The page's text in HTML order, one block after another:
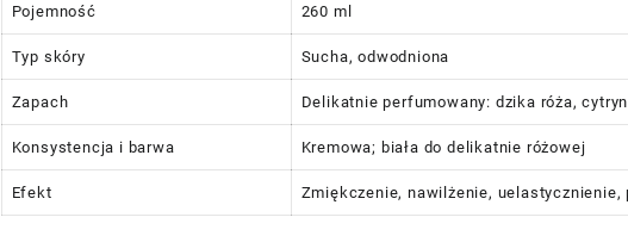
Pojemność 260 ml
Typ skóry Sucha, odwodniona
Zapach Delikatnie perfumowany: dzika róża,
Konsystencja i barwa Kremowa; biała do delikatnie różowej
Efekt Zmiękczenie, nawilżenie, uelastycznienie,